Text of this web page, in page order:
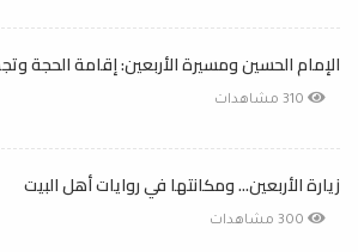
الإمام الحسين ومسيرة الأربعين: إقامة الحجة
زيارة الأربعين... ومكانتها في روايات أهل البيت